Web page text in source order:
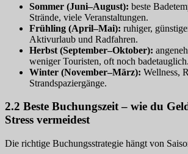
Sommer (Juni–August): beste
Strände, viele Veranstaltungen.
Frühling (April–Mai): ruhiger,
Aktivurlaub und Radfahren.
Herbst (September–Oktober):
weniger Touristen, oft noch badetauglich.
Winter (November–März): Wellness,
Strandspaziergänge.
2.2 Beste Buchungszeit – wie du
Stress vermeidest
Die richtige Buchungsstrategie hängt von